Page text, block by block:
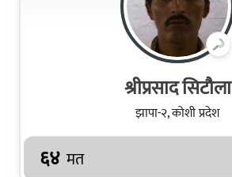
श्रीप्रसाद सिटौला
झापा-२, कोशी प्रदेश
६४ मत